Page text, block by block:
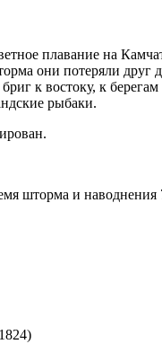
плавание на
они потеряли
к востоку, к берегам
рыбаки.
шторма и